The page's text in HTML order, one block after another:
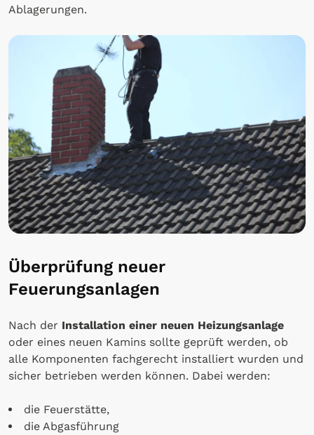
Ablagerungen.
Überprüfung neuer
Feuerungsanlagen
Nach der Installation einer neuen Heizungsanlage
oder eines neuen Kamins sollte geprüft werden, ob
alle Komponenten fachgerecht installiert wurden und
sicher betrieben werden können. Dabei werden:
die Feuerstätte,
die Abgasführung